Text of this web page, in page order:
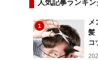
人気記事ランキン
1
メ
髪
コ